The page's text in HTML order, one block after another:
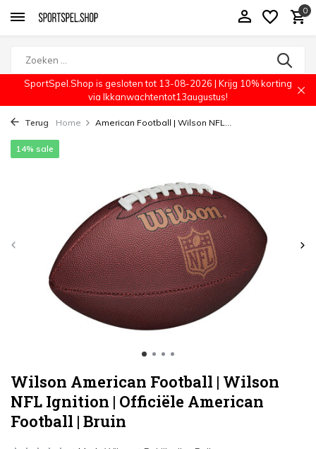
0
SportSpel.Shop is gesloten tot 13-08-2026 | Krijg 10% korting
via Ikkanwachtentot13augustus!
Terug Home American Football | Wilson NFL...
14% sale
Wilson American Football | Wilson
NFL Ignition | Officiële American
Football | Bruin